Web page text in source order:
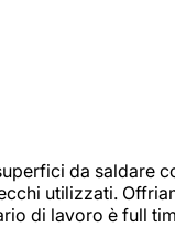
da saldare
utilizzati.
di lavoro è full